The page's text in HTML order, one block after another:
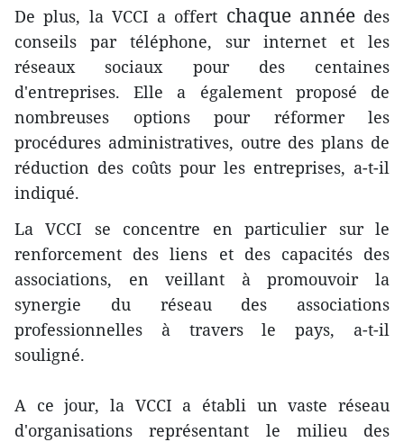
De plus, la VCCI a offert chaque année des
conseils par téléphone, sur internet et les
réseaux sociaux pour des centaines
d'entreprises. Elle a également proposé de
nombreuses options pour réformer les
procédures administratives, outre des plans de
réduction des coûts pour les entreprises, a-t-il
indiqué.
La VCCI se concentre en particulier sur le
renforcement des liens et des capacités des
associations, en veillant à promouvoir la
synergie du réseau des associations
professionnelles à travers le pays, a-t-il
souligné.
A ce jour, la VCCI a établi un vaste réseau
d'organisations représentant le milieu des